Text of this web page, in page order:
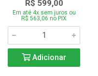
R$ 599,00
Em até 4x sem juros ou
R$ 563,06 no PIX
Adicionar